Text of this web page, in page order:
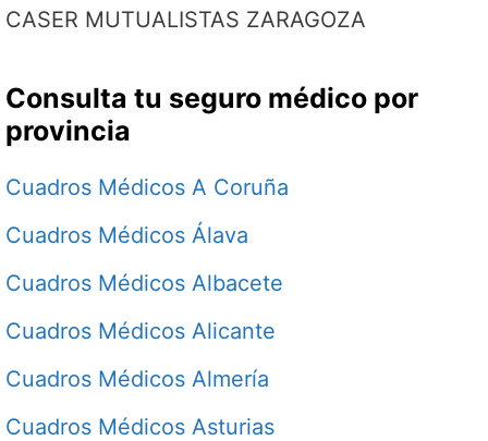
CASER MUTUALISTAS ZARAGOZA
Consulta tu seguro médico por
provincia
Cuadros Médicos A Coruña
Cuadros Médicos Álava
Cuadros Médicos Albacete
Cuadros Médicos Alicante
Cuadros Médicos Almería
Cuadros Médicos Asturias